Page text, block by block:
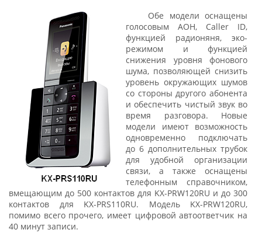
Обе модели оснащены
голосовым АОН, Caller ID,
функцией радионяня, эко-
режимом и функцией
снижения уровня фонового
шума, позволяющей снизить
уровень окружающих шумов
со стороны другого абонента
и обеспечить чистый звук во
время разговора. Новые
модели имеют возможность
одновременно подключать
до 6 дополнительных трубок
для удобной организации
связи, а также оснащены
телефонным справочником,
вмещающим до 500 контактов для KX-PRW120RU и до 300
контактов для KX-PRS110RU. Модель KX-PRW120RU,
помимо всего прочего, имеет цифровой автоответчик на
40 минут записи.